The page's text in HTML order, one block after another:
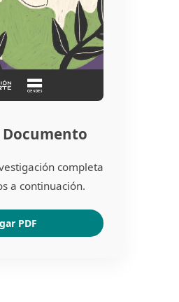
Documento
completa
a continuación.
PDF